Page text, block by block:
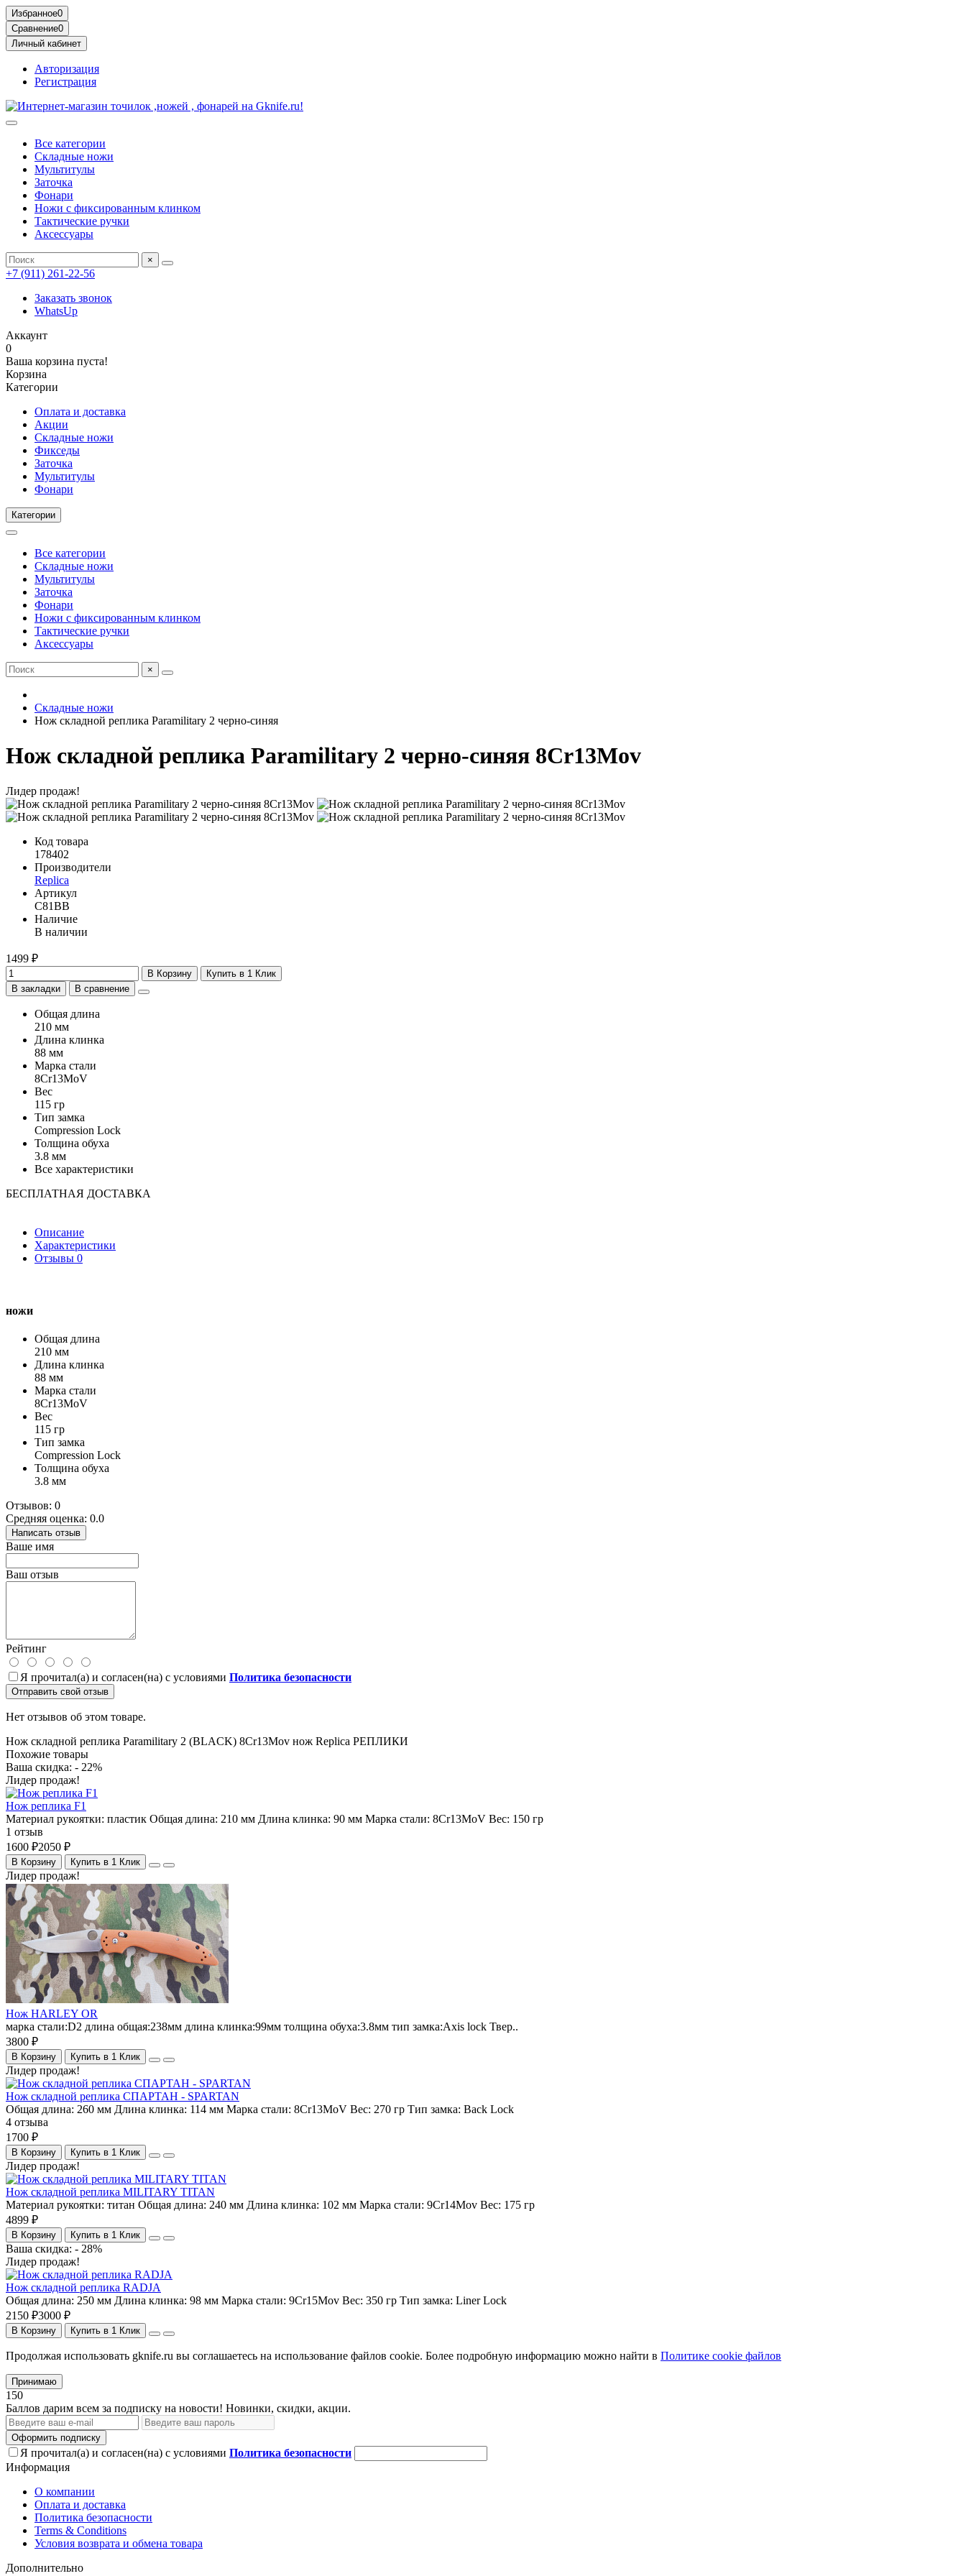
Избранное0
Сравнение0
Личный кабинет
Авторизация
Регистрация
Все категории
Складные ножи
Мультитулы
Заточка
Фонари
Ножи с фиксированным клинком
Тактические ручки
Аксессуары
×
+7 (911) 261-22-56
Заказать звонок
WhatsUp
Аккаунт
0
Ваша корзина пуста!
Корзина
Категории
Оплата и доставка
Акции
Складные ножи
Фикседы
Заточка
Мультитулы
Фонари
Категории
Все категории
Складные ножи
Мультитулы
Заточка
Фонари
Ножи с фиксированным клинком
Тактические ручки
Аксессуары
×
Складные ножи
Нож складной реплика Paramilitary 2 черно-синяя
Нож складной реплика Paramilitary 2 черно-синяя 8Cr13Mov
Лидер продаж!
Код товара
178402
Производители
Replica
Артикул
C81BB
Наличие
В наличии
1499 ₽
В Корзину
Купить в 1 Клик
В закладки
В сравнение
Общая длина
210 мм
Длина клинка
88 мм
Марка стали
8Cr13MoV
Вес
115 гр
Тип замка
Compression Lock
Толщина обуха
3.8 мм
Все характеристики
БЕСПЛАТНАЯ ДОСТАВКА
Описание
Характеристики
Отзывы 0
ножи
Общая длина
210 мм
Длина клинка
88 мм
Марка стали
8Cr13MoV
Вес
115 гр
Тип замка
Compression Lock
Толщина обуха
3.8 мм
Отзывов: 0
Средняя оценка: 0.0
Написать отзыв
Ваше имя
Ваш отзыв
Рейтинг
Я прочитал(а) и согласен(на) с условиями Политика безопасности
Отправить свой отзыв
Нет отзывов об этом товаре.
Нож складной реплика Paramilitary 2 (BLACK) 8Cr13Mov нож Replica РЕПЛИКИ
Похожие товары
Ваша скидка: - 22%
Лидер продаж!
Нож реплика F1
Материал рукоятки: пластик Общая длина: 210 мм Длина клинка: 90 мм Марка стали: 8Cr13MoV Вес: 150 гр
1 отзыв
1600 ₽2050 ₽
В Корзину Купить в 1 Клик
Лидер продаж!
Нож HARLEY OR
марка стали:D2 длина общая:238мм длина клинка:99мм толщина обуха:3.8мм тип замка:Axis lock Твер..
3800 ₽
В Корзину Купить в 1 Клик
Лидер продаж!
Нож складной реплика СПАРТАН - SPARTAN
Общая длина: 260 мм Длина клинка: 114 мм Марка стали: 8Cr13MoV Вес: 270 гр Тип замка: Back Lock
4 отзыва
1700 ₽
В Корзину Купить в 1 Клик
Лидер продаж!
Нож складной реплика MILITARY TITAN
Материал рукоятки: титан Общая длина: 240 мм Длина клинка: 102 мм Марка стали: 9Cr14Mov Вес: 175 гр
4899 ₽
В Корзину Купить в 1 Клик
Ваша скидка: - 28%
Лидер продаж!
Нож складной реплика RADJA
Общая длина: 250 мм Длина клинка: 98 мм Марка стали: 9Cr15Mov Вес: 350 гр Тип замка: Liner Lock
2150 ₽3000 ₽
В Корзину Купить в 1 Клик
Продолжая использовать gknife.ru вы соглашаетесь на использование файлов cookie. Более подробную информацию можно найти в Политике cookie файлов
Принимаю
150
Баллов дарим всем за подписку на новости! Новинки, скидки, акции.
Оформить подписку
Я прочитал(а) и согласен(на) с условиями Политика безопасности
Информация
О компании
Оплата и доставка
Политика безопасности
Terms & Conditions
Условия возврата и обмена товара
Дополнительно